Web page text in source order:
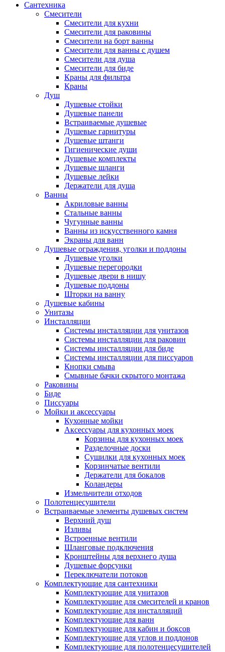
Сантехника
Смесители
Смесители для кухни
Смесители для раковины
Смесители на борт ванны
Смесители для ванны с душем
Смесители для душа
Смесители для биде
Краны для фильтра
Краны
Душ
Душевые стойки
Душевые панели
Встраиваемые душевые
Душевые гарнитуры
Душевые штанги
Гигиенические души
Душевые комплекты
Душевые шланги
Душевые лейки
Держатели для душа
Ванны
Акриловые ванны
Стальные ванны
Чугунные ванны
Ванны из искусственного камня
Экраны для ванн
Душевые ограждения, уголки и поддоны
Душевые уголки
Душевые перегородки
Душевые двери в нишу
Душевые поддоны
Шторки на ванну
Душевые кабины
Унитазы
Инсталляции
Системы инсталляции для унитазов
Системы инсталляции для раковин
Системы инсталляции для биде
Системы инсталляции для писсуаров
Кнопки смыва
Смывные бачки скрытого монтажа
Раковины
Биде
Писсуары
Мойки и аксессуары
Кухонные мойки
Аксессуары для кухонных моек
Корзины для кухонных моек
Разделочные доски
Сушилки для кухонных моек
Корзинчатые вентили
Держатели для бокалов
Коландеры
Измельчители отходов
Полотенцесушители
Встраиваемые элементы душевых систем
Верхний душ
Изливы
Встроенные вентили
Шланговые подключения
Кронштейны для верхнего душа
Душевые форсунки
Переключатели потоков
Комплектующие для сантехники
Комплектующие для унитазов
Комплектующие для смесителей и кранов
Комплектующие для инсталляций
Комплектующие для ванн
Комплектующие для кабин и боксов
Комплектующие для углов и поддонов
Комплектующие для полотенцесушителей